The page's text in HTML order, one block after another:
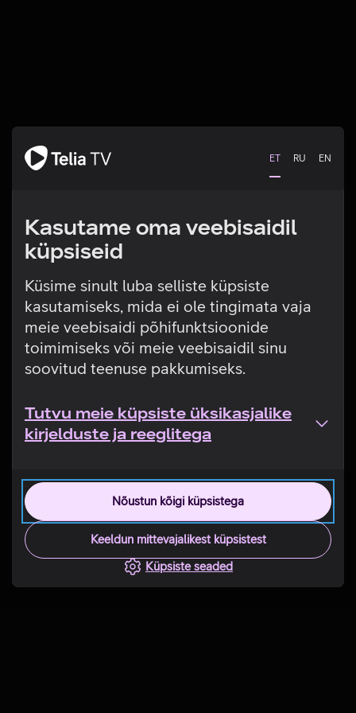
ET RU EN
Kasutame oma veebisaidil
küpsiseid
Küsime sinult luba selliste küpsiste
kasutamiseks, mida ei ole tingimata vaja
meie veebisaidi põhifunktsioonide
toimimiseks või meie veebisaidil sinu
soovitud teenuse pakkumiseks.
Tutvu meie küpsiste üksikasjalike
kirjelduste ja reeglitega
Nõustun kõigi küpsistega
Keeldun mittevajalikest küpsistest
Küpsiste seaded
Tehniline viga